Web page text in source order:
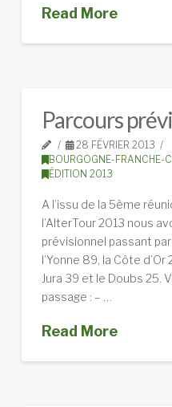
Read More
Parcours
28 FÉVRIER 2013
BOURGOGNE-FRANCHE-
ÉDITION 2013
A l’issu de la 5ème
l’AlterTour 2013 nous
prévisionnel passant
l’Yonne 89, la Côte d’Or
Jura 39 et le Doubs 25.
passage : – …
Read More